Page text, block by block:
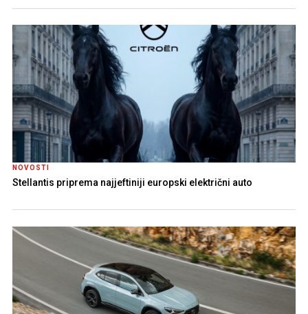
NOVOSTI
Stellantis priprema najjeftiniji europski električni auto